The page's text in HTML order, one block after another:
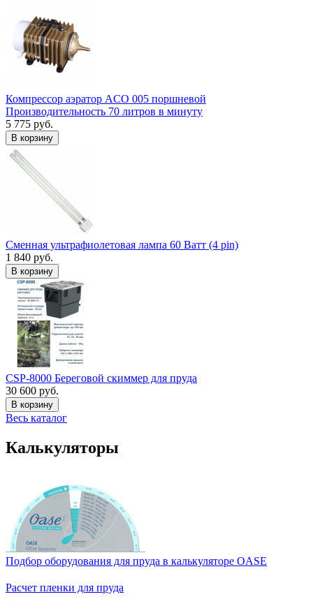
Компрессор аэратор ACO 005 поршневой
Производительность 70 литров в минуту
5 775 руб.
В корзину
Сменная ультрафиолетовая лампа 60 Ватт (4 pin)
1 840 руб.
В корзину
CSP-8000 Береговой скиммер для пруда
30 600 руб.
В корзину
Весь каталог
Калькуляторы
Подбор оборудования для пруда в калькуляторе OASE
Расчет пленки для пруда